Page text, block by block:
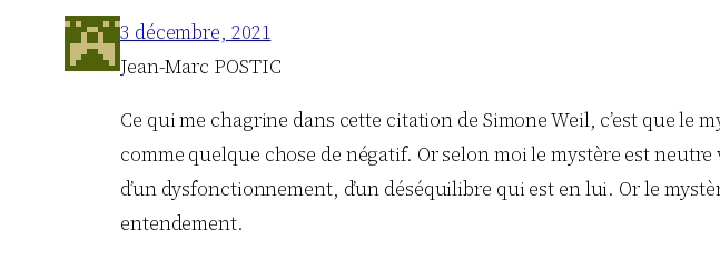
3 décembre, 2021
Jean-Marc POSTIC
Ce qui me chagrine dans cette citation de Simone Weil, c’est que
comme quelque chose de négatif. Or selon moi le mystère est
d’un dysfonctionnement, d’un déséquilibre qui est en lui. Or le
entendement.